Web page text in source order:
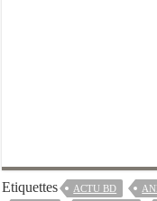
Etiquettes ACTU BD